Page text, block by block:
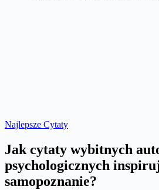
Najlepsze Cytaty
Jak cytaty wybitnych
psychologicznych
samopoznanie?